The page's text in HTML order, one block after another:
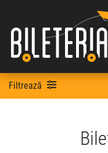
Filtrează